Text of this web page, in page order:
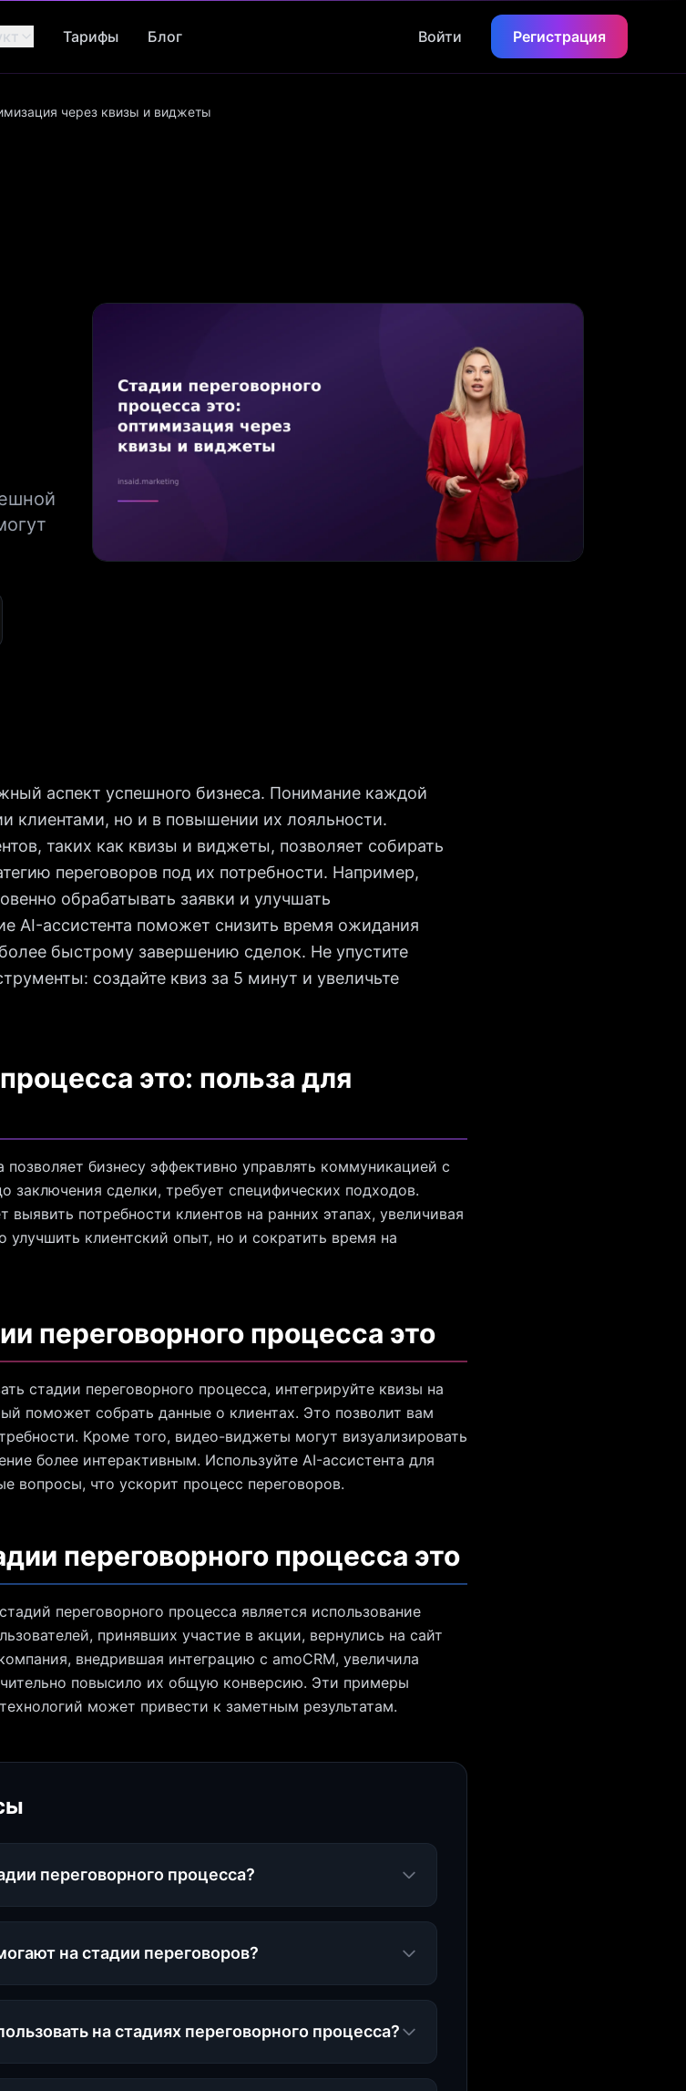
Тарифы Блог Войти Регистрация
через квизы и виджеты
аспект успешного бизнеса. Понимание каждой
клиентами, но и в повышении их лояльности.
таких как квизы и виджеты, позволяет собирать
переговоров под их потребности. Например,
обрабатывать заявки и улучшать
AI-ассистента поможет снизить время ожидания
быстрому завершению сделок. Не упустите
создайте квиз за 5 минут и увеличьте
это: польза для
бизнесу эффективно управлять коммуникацией с
заключения сделки, требует специфических подходов.
потребности клиентов на ранних этапах, увеличивая
улучшить клиентский опыт, но и сократить время на
переговорного процесса это
стадии переговорного процесса, интегрируйте квизы на
поможет собрать данные о клиентах. Это позволит вам
Кроме того, видео-виджеты могут визуализировать
более интерактивным. Используйте AI-ассистента для
вопросы, что ускорит процесс переговоров.
переговорного процесса это
переговорного процесса является использование
принявших участие в акции, вернулись на сайт
внедрившая интеграцию с amoCRM, увеличила
повысило их общую конверсию. Эти примеры
может привести к заметным результатам.
переговорного процесса?
на стадии переговоров?
на стадиях переговорного процесса?